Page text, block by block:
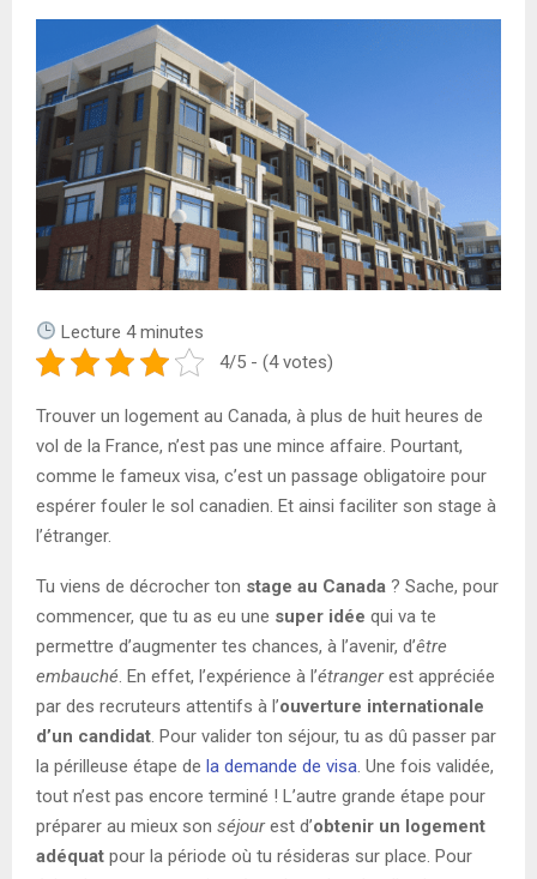
Y
M
E
U
Lecture 4 minutes
4/5 - (4 votes)
Trouver un logement au Canada, à plus de huit heures de
vol de la France, n’est pas une mince affaire. Pourtant,
comme le fameux visa, c’est un passage obligatoire pour
espérer fouler le sol canadien. Et ainsi faciliter son stage à
l’étranger.
Tu viens de décrocher ton stage au Canada ? Sache, pour
commencer, que tu as eu une super idée qui va te
permettre d’augmenter tes chances, à l’avenir, d’être
embauché. En effet, l’expérience à l’étrangerest appréciée
par des recruteurs attentifs à l’ouverture internationale
d’un candidat. Pour valider ton séjour, tu as dû passer par
la périlleuse étape de la demande de visa. Une fois validée,
tout n’est pas encore terminé ! L’autre grande étape pour
préparer au mieux son séjourest d’obtenir un logement
adéquat pour la période où tu résideras sur place. Pour